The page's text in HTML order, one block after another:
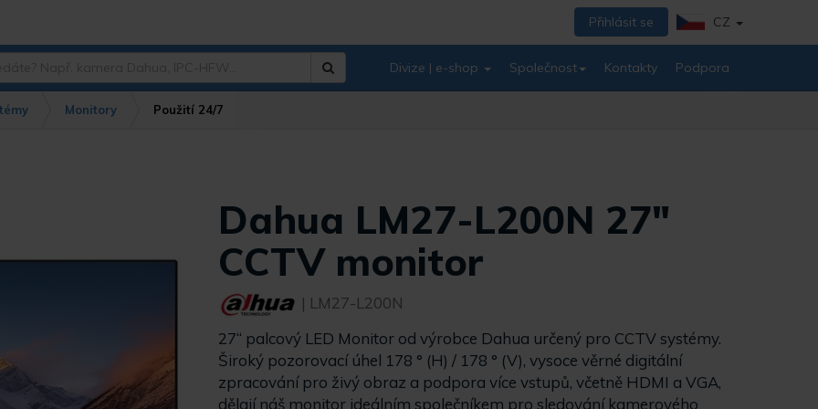
Přihlásit se CZ
Divize | e-shop Společnost Kontakty Podpora
Monitory Použití 24/7
Dahua LM27-L200N 27"
CCTV monitor
| LM27-L200N
27“ palcový LED Monitor od výrobce Dahua určený pro CCTV systémy.
Široký pozorovací úhel 178 ° (H) / 178 ° (V), vysoce věrné digitální
zpracování pro živý obraz a podpora více vstupů, včetně HDMI a VGA,
dělají náš monitor ideálním společníkem pro sledování kamerového